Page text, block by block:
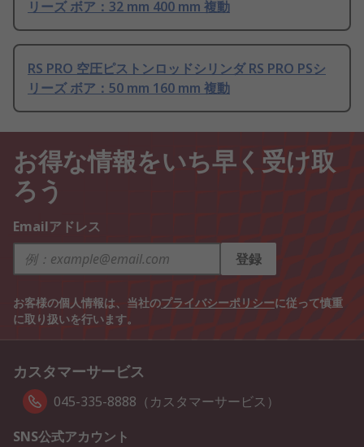
リーズ ボア：32 mm 400 mm 複動
RS PRO 空圧ピストンロッドシリンダ RS PRO PSシ
リーズ ボア：50 mm 160 mm 複動
お得な情報をいち早く受け取
ろう
Emailアドレス
登録
お客様の個人情報は、当社のプライバシーポリシーに従って慎重
に取り扱いを行います。
カスタマーサービス
045-335-8888（カスタマーサービス）
SNS公式アカウント